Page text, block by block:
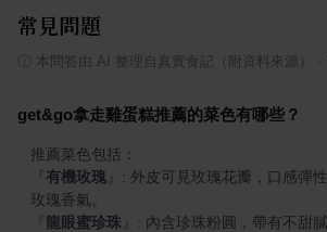
常見問題
本問答由 AI 整理自真實食記（附資料來源）
get&go拿走雞蛋糕推薦的菜色有哪些？
有機玫瑰
: 外皮可見玫瑰花瓣，口感彈
龍眼蜜珍珠
: 內含珍珠粉圓，帶有不甜